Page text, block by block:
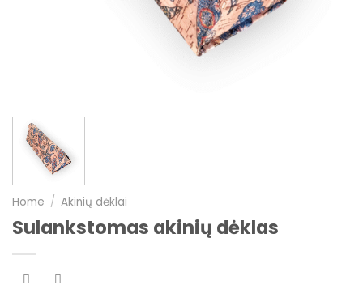
Home / Akinių dėklai
Sulankstomas akinių dėklas